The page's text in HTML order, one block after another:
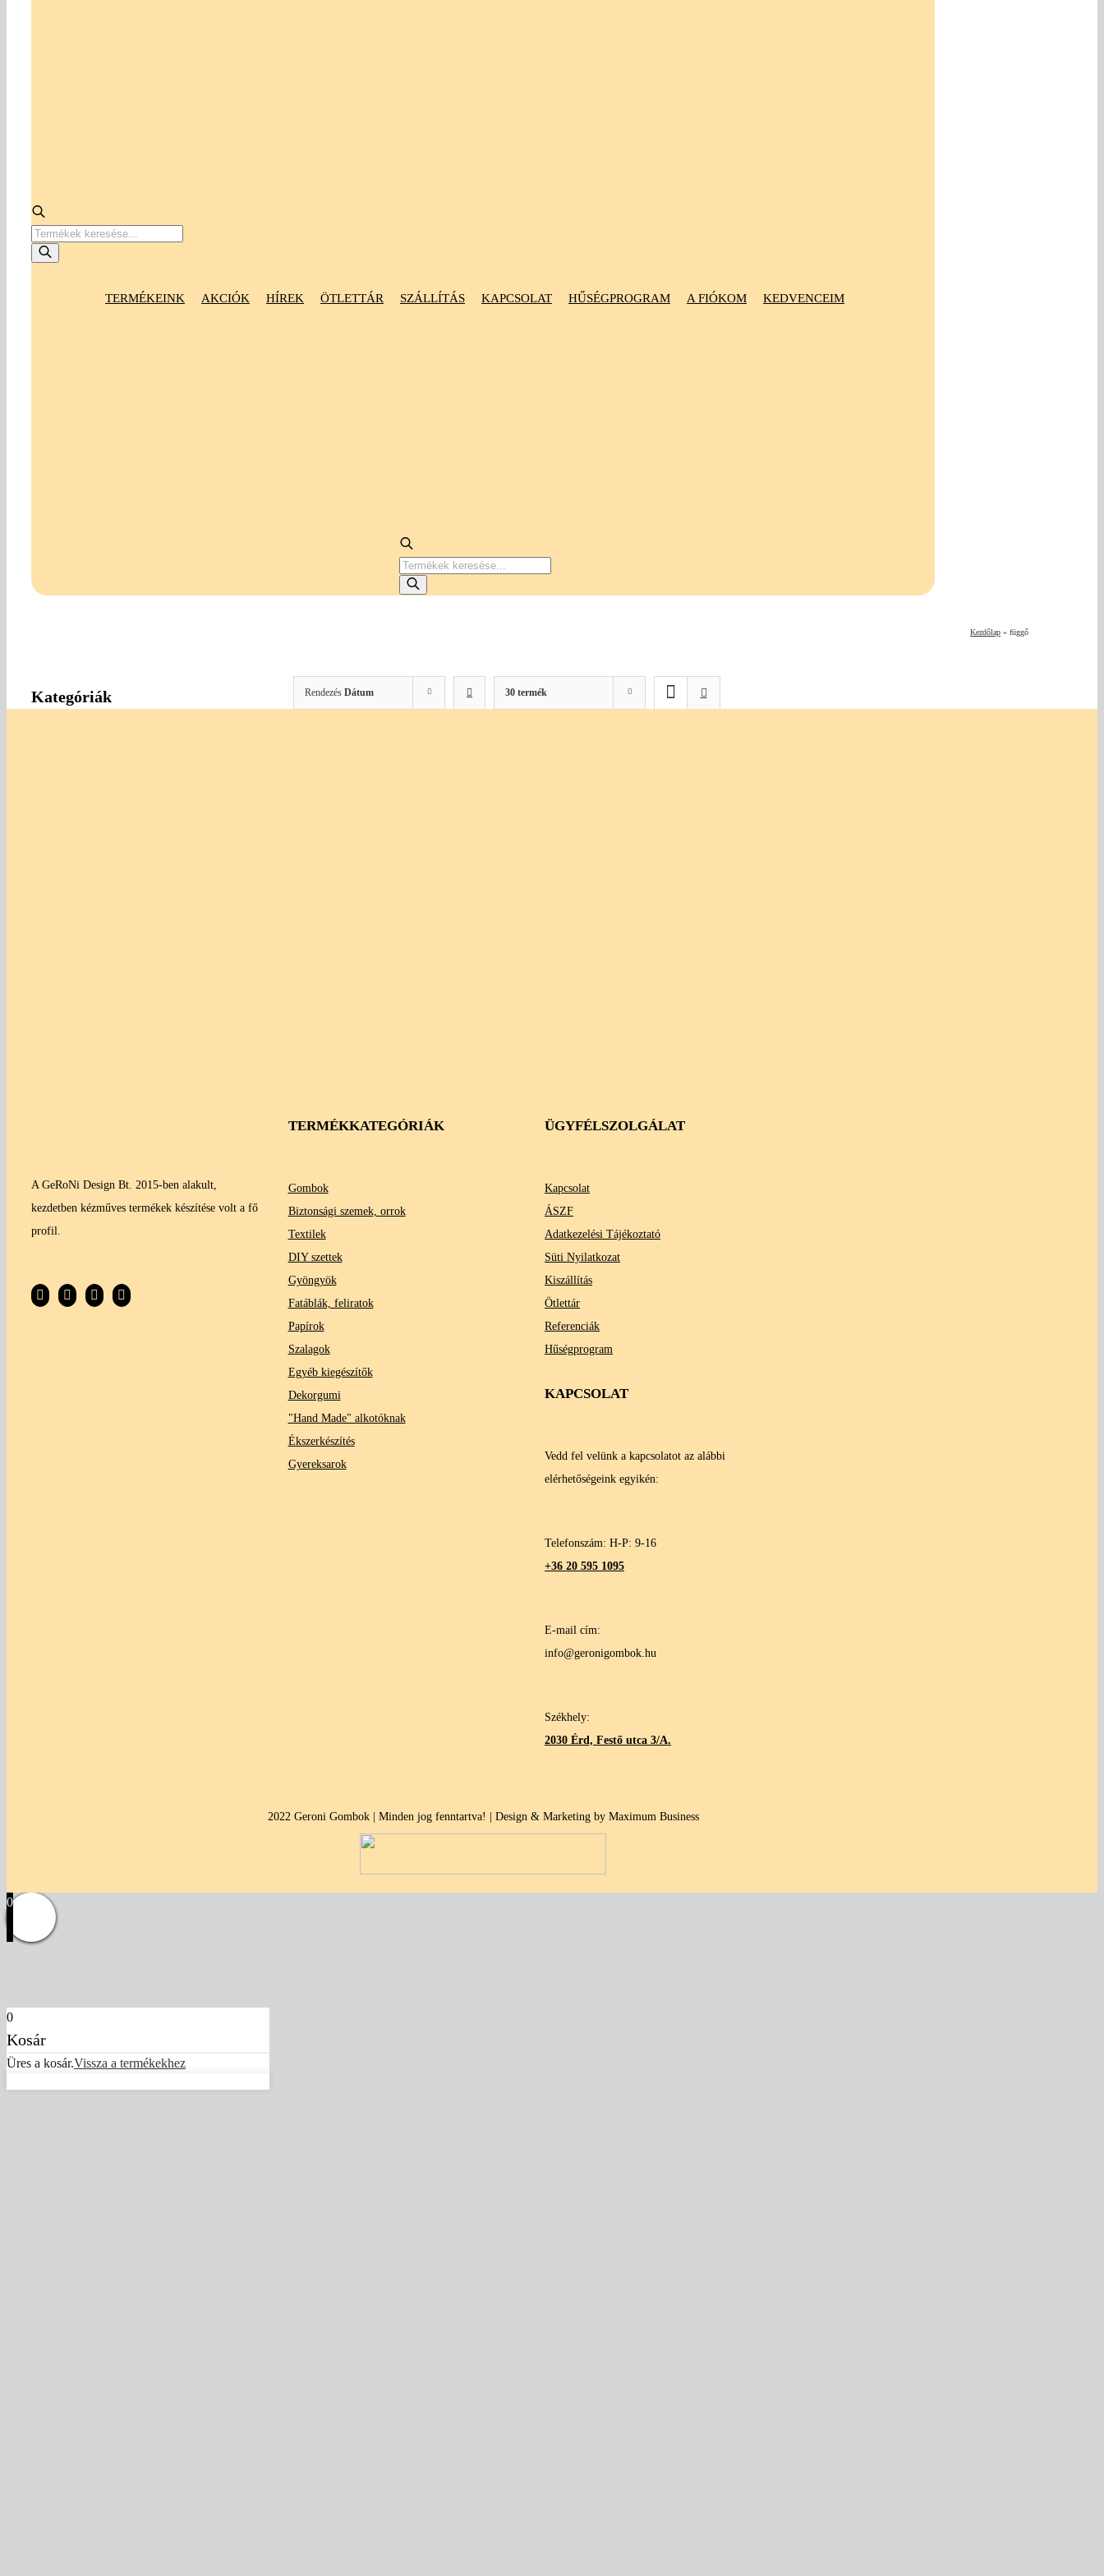
Products
search
TERMÉKEINK AKCIÓK HÍREK ÖTLETTÁR SZÁLLÍTÁS KAPCSOLAT HŰSÉGPROGRAM A FIÓKOM KEDVENCEIM
PRODUCTS
SEARCH
Kezdőlap » függő
Rendezés Dátum 30 termék
Kategóriák
A GeRoNi Design Bt. 2015-ben alakult,
kezdetben kézműves termékek készítése volt a fő
profil.
TERMÉKKATEGÓRIÁK
Gombok
Biztonsági szemek, orrok
Textilek
DIY szettek
Gyöngyök
Fatáblák, feliratok
Papírok
Szalagok
Egyéb kiegészítők
Dekorgumi
"Hand Made" alkotóknak
Ékszerkészítés
Gyereksarok
ÜGYFÉLSZOLGÁLAT
Kapcsolat
ÁSZF
Adatkezelési Tájékoztató
Süti Nyilatkozat
Kiszállítás
Ötlettár
Referenciák
Hűségprogram
KAPCSOLAT
Vedd fel velünk a kapcsolatot az alábbi
elérhetőségeink egyikén:
Telefonszám: H-P: 9-16
+36 20 595 1095
E-mail cím:
info@geronigombok.hu
Székhely:
2030 Érd, Festő utca 3/A.
2022 Geroni Gombok | Minden jog fenntartva! | Design & Marketing by Maximum Business
0
0
Kosár
Üres a kosár.Vissza a termékekhez